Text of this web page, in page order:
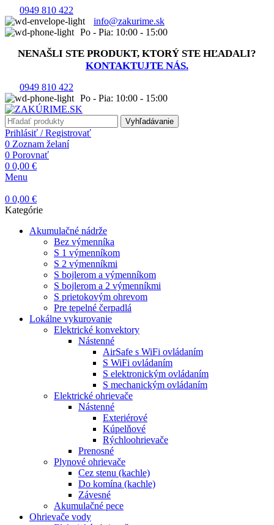
0949 810 422
info@zakurime.sk
Po - Pia: 10:00 - 15:00
NENAŠLI STE PRODUKT, KTORÝ STE HĽADALI?
KONTAKTUJTE NÁS.
0949 810 422
Po - Pia: 10:00 - 15:00
Vyhľadávanie
Prihlásiť / Registrovať
0 Zoznam želaní
0 Porovnať
0 0,00 €
Menu
0 0,00 €
Kategórie
Akumulačné nádrže
Bez výmenníka
S 1 výmenníkom
S 2 výmenníkmi
S bojlerom a výmenníkom
S bojlerom a 2 výmenníkmi
S prietokovým ohrevom
Pre tepelné čerpadlá
Lokálne vykurovanie
Elektrické konvektory
Nástenné
AirSafe s WiFi ovládaním
S WiFi ovládaním
S elektronickým ovládaním
S mechanickým ovládaním
Elektrické ohrievače
Nástenné
Exteriérové
Kúpelňové
Rýchloohrievače
Prenosné
Plynové ohrievače
Cez stenu (kachle)
Do komína (kachle)
Závesné
Akumulačné pece
Ohrievače vody